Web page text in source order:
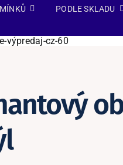
PODLE SKLADU